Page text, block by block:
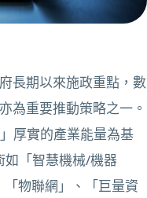
長期以來施政重點，數
為重要推動策略之一。
厚實的產業能量為基
「智慧機械/機器
「物聯網」、「巨量資